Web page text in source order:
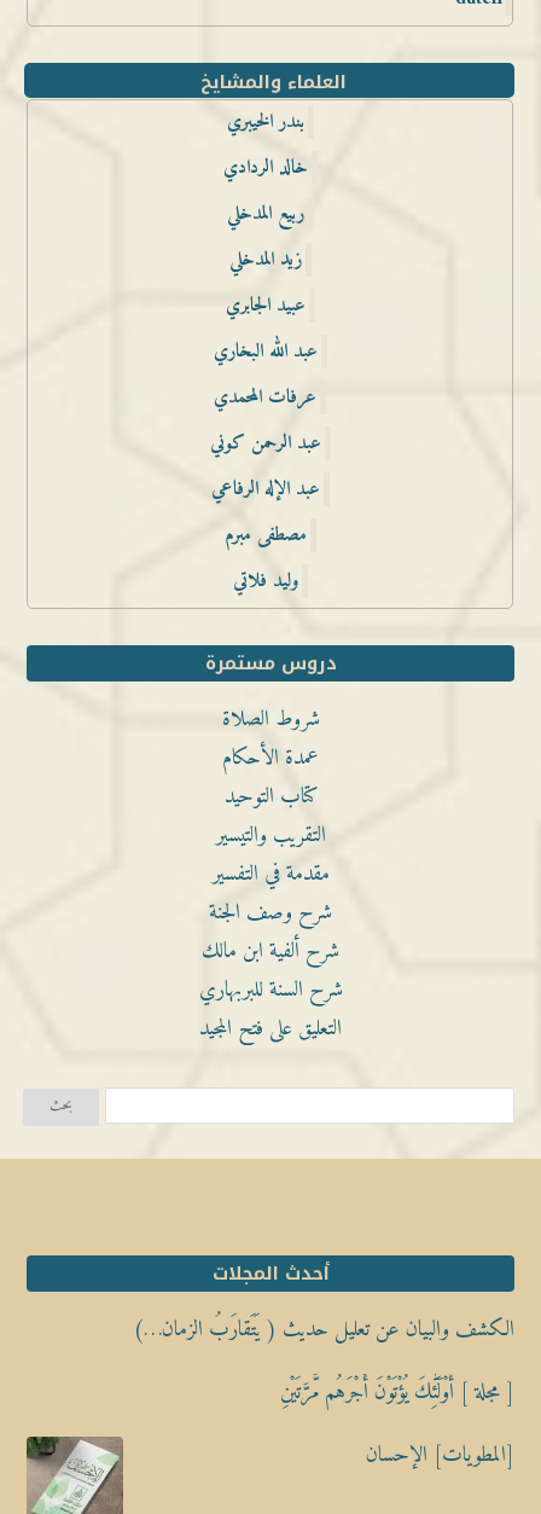
العلماء والمشايخ
بندر الخيبري
خالد الردادي
ربيع المدخلي
زيد المدخلي
عبيد الجابري
عبد الله البخاري
عرفات المحمدي
عبد الرحمن كوني
عبد الإله الرفاعي
مصطفى مبرم
وليد فلاتي
دروس مستمرة
شروط الصلاة
عمدة الأحكام
كتاب التوحيد
التقريب والتيسير
مقدمة في التفسير
شرح وصف الجنة
شرح ألفية ابن مالك
شرح السنة للبربهاري
التعليق على فتح المجيد
أحدث المجلات
الكشف والبيان عن تعليل حديث ( يَتَقارَبُ الزمان…)
[ مجلة ] أُوْلَٰٓئِكَ يُؤْتَوْنَ أَجْرَهُم مَّرَّتَيْنِ
[المطويات] الإحسان